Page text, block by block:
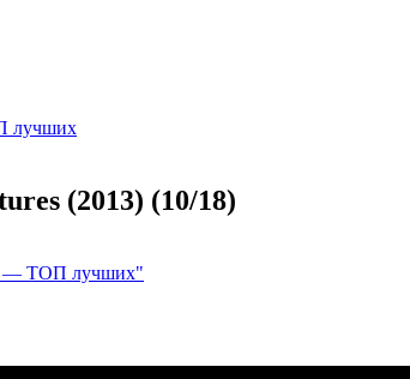
лучших
(2013) (10/18)
— ТОП лучших"